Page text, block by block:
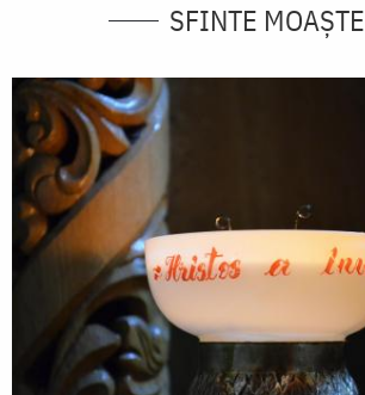
SFINTE MOAȘTE